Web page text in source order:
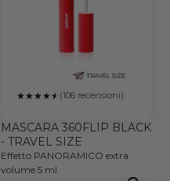
(106 recensioni)
MASCARA 360FLIP BLACK
- TRAVEL SIZE
Effetto PANORAMICO extra
volume 5 ml